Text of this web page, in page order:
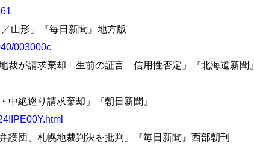
山形」『毎日新聞』地方版
003000c
が請求棄却 生前の証言 信用性否定」『北海道新聞』
絶巡り請求棄却」『朝日新聞』
団、札幌地裁判決を批判」『毎日新聞』西部朝刊